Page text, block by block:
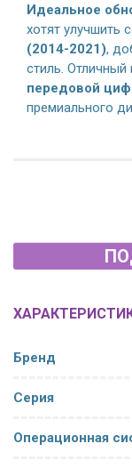
Идеальное
хотят улучшить
(2014-2021),
стиль. Отличный
передовой
премиального
Бренд
Серия
Операционная